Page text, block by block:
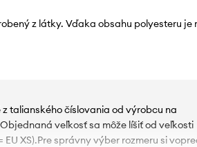
z látky. Vďaka obsahu polyesteru je
talianského číslovania od výrobcu na
veľkosť sa môže líšiť od veľkosti
EU XS).Pre správny výber rozmeru si